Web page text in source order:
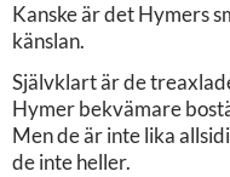
Kanske är det Hymers
känslan.
Självklart är de
Hymer bekvämare
Men de är inte lika
de inte heller.